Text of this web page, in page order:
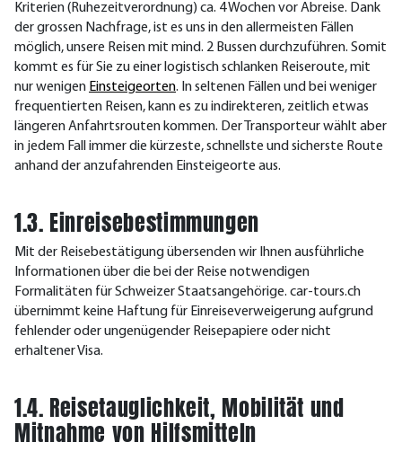
Kriterien (Ruhezeitverordnung) ca. 4 Wochen vor Abreise. Dank
der grossen Nachfrage, ist es uns in den allermeisten Fällen
möglich, unsere Reisen mit mind. 2 Bussen durchzuführen. Somit
kommt es für Sie zu einer logistisch schlanken Reiseroute, mit
nur wenigen Einsteigeorten. In seltenen Fällen und bei weniger
frequentierten Reisen, kann es zu indirekteren, zeitlich etwas
längeren Anfahrtsrouten kommen. Der Transporteur wählt aber
in jedem Fall immer die kürzeste, schnellste und sicherste Route
anhand der anzufahrenden Einsteigeorte aus.
1.3. Einreisebestimmungen
Mit der Reisebestätigung übersenden wir Ihnen ausführliche
Informationen über die bei der Reise notwendigen
Formalitäten für Schweizer Staatsangehörige. car-tours.ch
übernimmt keine Haftung für Einreiseverweigerung aufgrund
fehlender oder ungenügender Reisepapiere oder nicht
erhaltener Visa.
1.4. Reisetauglichkeit, Mobilität und
Mitnahme von Hilfsmitteln